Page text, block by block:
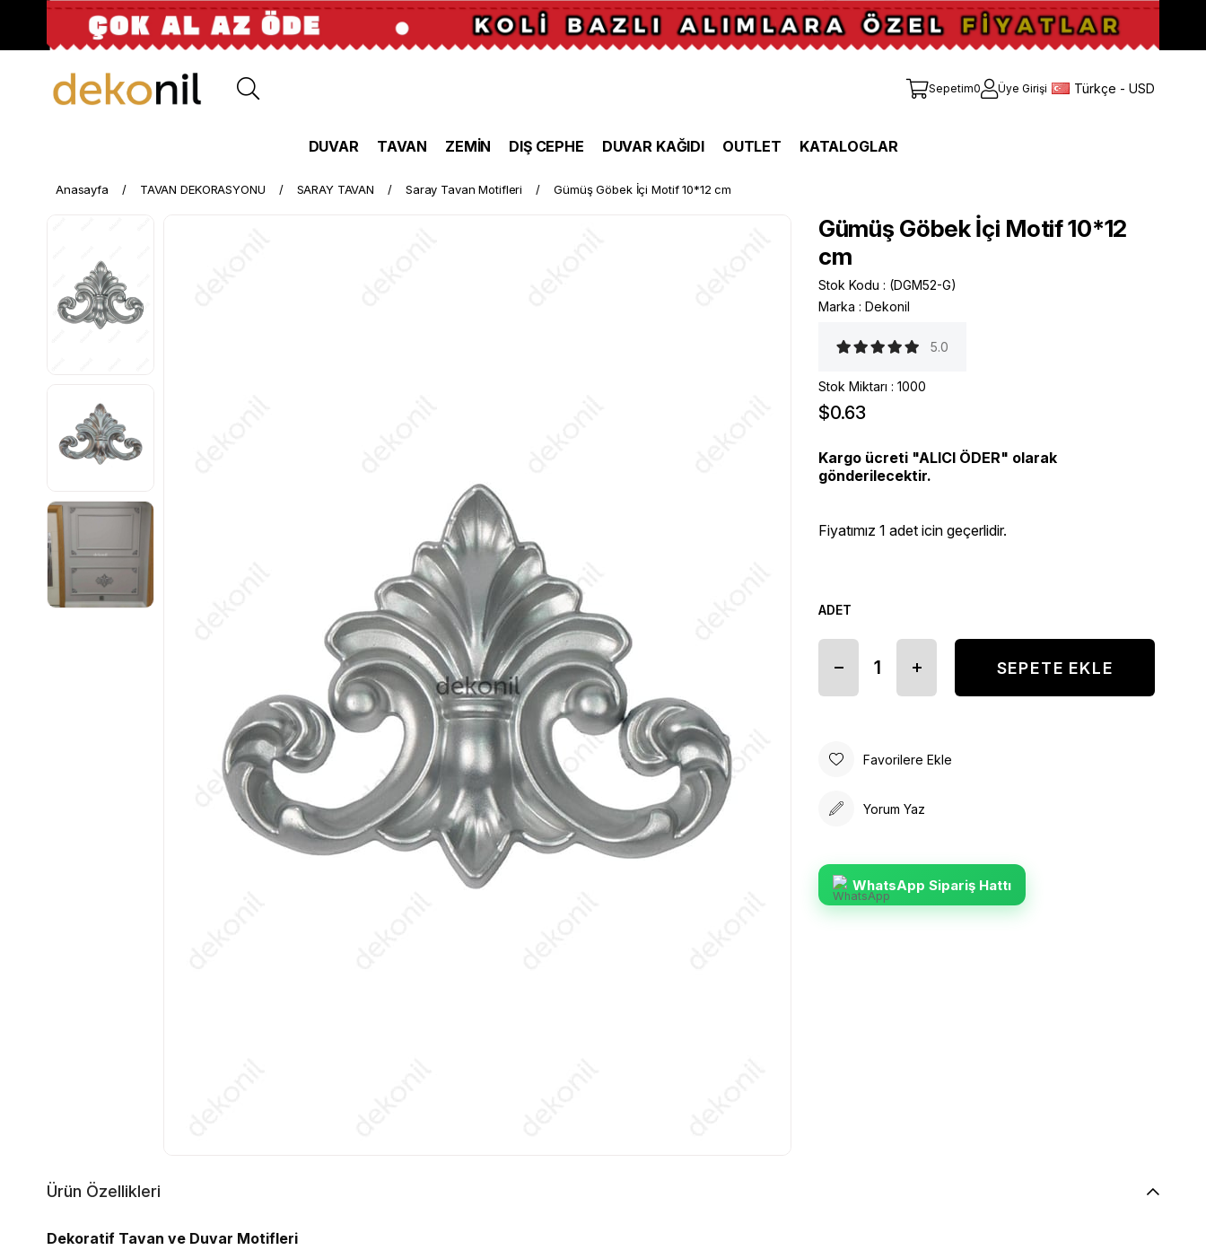
Sepetim0 Üye Girişi Türkçe - USD
DUVAR TAVAN ZEMİN DIŞ CEPHE DUVAR KAĞIDI OUTLET KATALOGLAR
Anasayfa TAVAN DEKORASYONU SARAY TAVAN Saray Tavan Motifleri Gümüş Göbek İçi Motif 10*12 cm
Gümüş Göbek İçi Motif 10*12
cm
Stok Kodu
(DGM52-G)
Marka : Dekonil
5.0
Stok Miktarı : 1000
$0.63
Kargo ücreti "ALICI ÖDER" olarak
gönderilecektir.
Fiyatımız 1 adet icin geçerlidir.
ADET
Favorilere Ekle
Yorum Yaz
WhatsApp Sipariş Hattı
Ürün Özellikleri
Dekoratif Tavan ve Duvar Motifleri